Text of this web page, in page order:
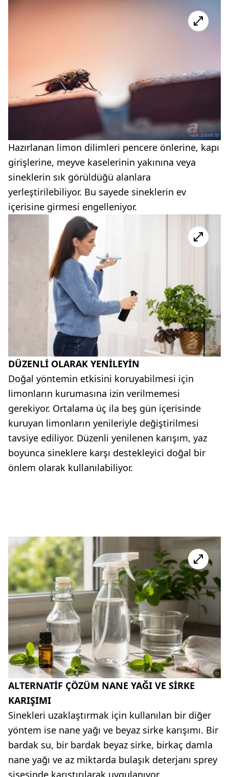
Hazırlanan limon dilimleri pencere önlerine, kapı
girişlerine, meyve kaselerinin yakınına veya
sineklerin sık görüldüğü alanlara
yerleştirilebiliyor. Bu sayede sineklerin ev
içerisine girmesi engelleniyor.
DÜZENLİ OLARAK YENİLEYİN
Doğal yöntemin etkisini koruyabilmesi için
limonların kurumasına izin verilmemesi
gerekiyor. Ortalama üç ila beş gün içerisinde
kuruyan limonların yenileriyle değiştirilmesi
tavsiye ediliyor. Düzenli yenilenen karışım, yaz
boyunca sineklere karşı destekleyici doğal bir
önlem olarak kullanılabiliyor.
ALTERNATİF ÇÖZÜM NANE YAĞI VE SİRKE
KARIŞIMI
Sinekleri uzaklaştırmak için kullanılan bir diğer
yöntem ise nane yağı ve beyaz sirke karışımı. Bir
bardak su, bir bardak beyaz sirke, birkaç damla
nane yağı ve az miktarda bulaşık deterjanı sprey
şişesinde karıştırılarak uygulanıyor.